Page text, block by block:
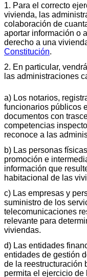
1. Para el correcto
vivienda, las
colaboración de
aportar información o
derecho a una
Constitución.
2. En particular,
las administraciones
a) Los notarios,
funcionarios públicos
documentos con
competencias
reconoce a las
b) Las personas
promoción e
información que
habitacional de las
c) Las empresas y
suministro de los
telecomunicaciones
relevante para
viviendas.
d) Las entidades
entidades de gestión
de la reestructuración
permita el ejercicio